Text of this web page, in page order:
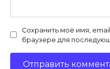
Сохранить моё имя,
браузере для